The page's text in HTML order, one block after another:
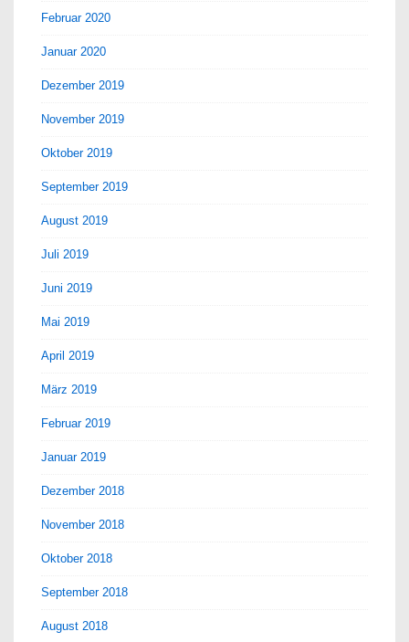
Februar 2020
Januar 2020
Dezember 2019
November 2019
Oktober 2019
September 2019
August 2019
Juli 2019
Juni 2019
Mai 2019
April 2019
März 2019
Februar 2019
Januar 2019
Dezember 2018
November 2018
Oktober 2018
September 2018
August 2018